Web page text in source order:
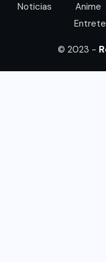
Noticias Anime
© 2023 -